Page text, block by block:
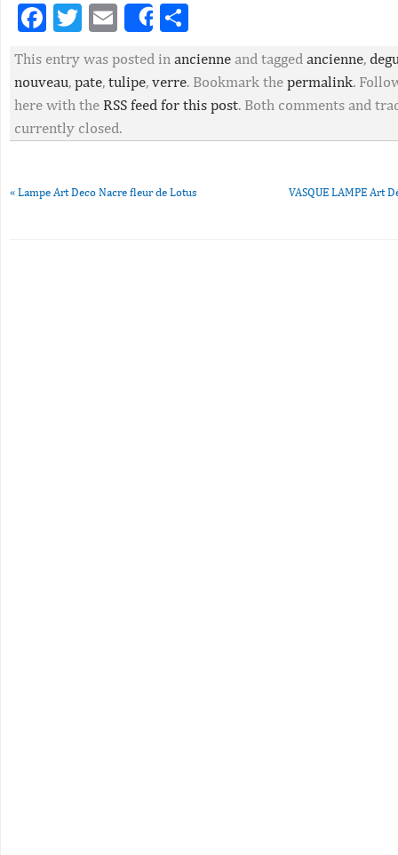
Facebook
Twitter
EmailShare
This entry was posted in ancienne and tagged ancienne,
nouveau, pate, tulipe, verre. Bookmark the permalink.
here with the RSS feed for this post. Both comments and
currently closed.
« Lampe Art Deco Nacre fleur de Lotus VASQUE LAMPE Art